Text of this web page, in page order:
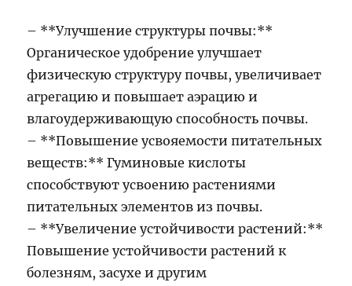
– **Улучшение структуры почвы:**
Органическое удобрение улучшает
физическую структуру почвы, увеличивает
агрегацию и повышает аэрацию и
влагоудерживающую способность почвы.
– **Повышение усвояемости питательных
веществ:** Гуминовые кислоты
способствуют усвоению растениями
питательных элементов из почвы.
– **Увеличение устойчивости растений:**
Повышение устойчивости растений к
болезням, засухе и другим